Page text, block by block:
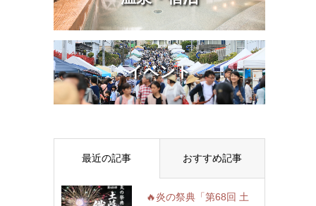
イベント
最近の記事 おすすめ記事
🔥炎の祭典「第68回 土